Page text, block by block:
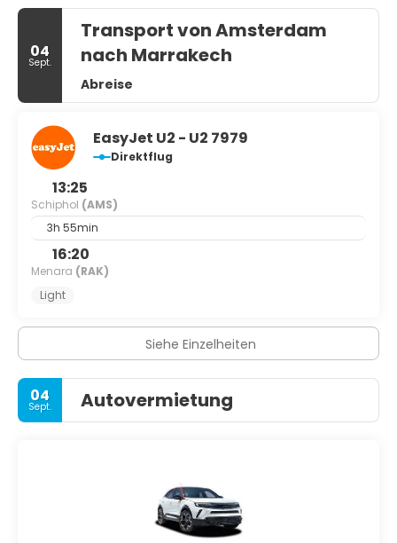
04
Sept.
Transport von Amsterdam
nach Marrakech
Abreise
EasyJet U2 - U2 7979
Direktflug
13:25
Schiphol (AMS)
3h 55min
16:20
Menara (RAK)
Light
Siehe Einzelheiten
04
Sept. Autovermietung